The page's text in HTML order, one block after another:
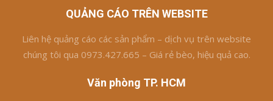
QUẢNG CÁO TRÊN WEBSITE
Liên hệ quảng cáo các sản phẩm – dịch vụ trên website
chúng tôi qua 0973.427.665 – Giá rẻ bèo, hiệu quả cao.
Văn phòng TP. HCM